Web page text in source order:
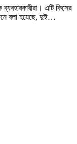
এটি কিসের
বলা হয়েছে, দুই…